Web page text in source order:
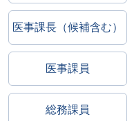
医事課長（候補含む）
医事課員
総務課員